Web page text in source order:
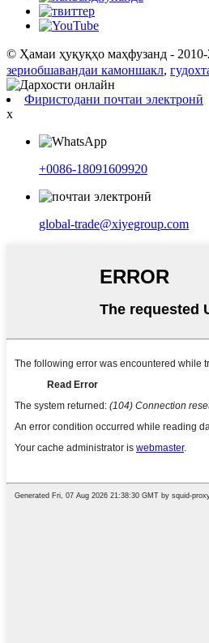
© Ҳамаи ҳуқуқҳо маҳфузанд - 2010-
зериобшавандаи камоншакл,
Фиристодани почтаи электронӣ
x
+0086-18091609920
global-trade@xiyegroup.com